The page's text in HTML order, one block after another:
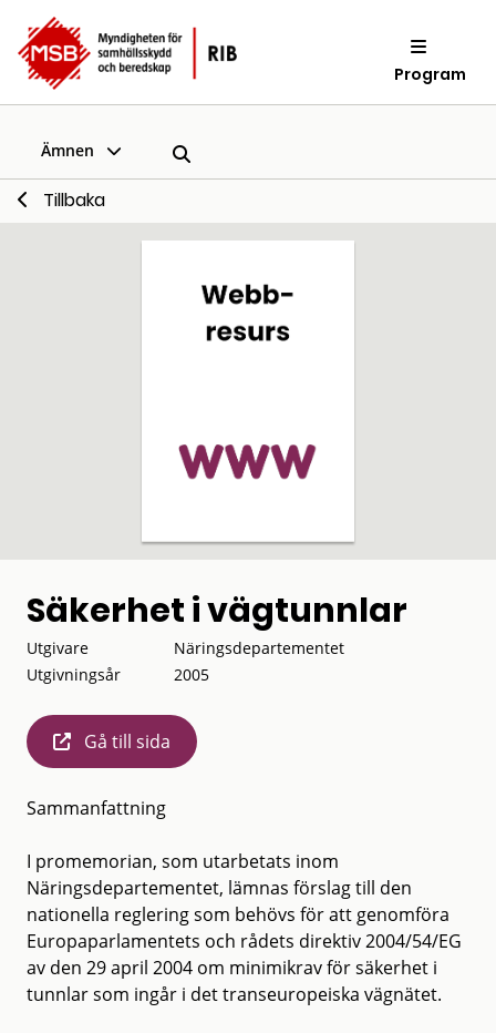
Program
Ämnen
Tillbaka
Säkerhet i vägtunnlar
Utgivare
Näringsdepartementet
Utgivningsår
2005
Gå till sida
Sammanfattning
I promemorian, som utarbetats inom
Näringsdepartementet, lämnas förslag till den
nationella reglering som behövs för att genomföra
Europaparlamentets och rådets direktiv 2004/54/EG
av den 29 april 2004 om minimikrav för säkerhet i
tunnlar som ingår i det transeuropeiska vägnätet.